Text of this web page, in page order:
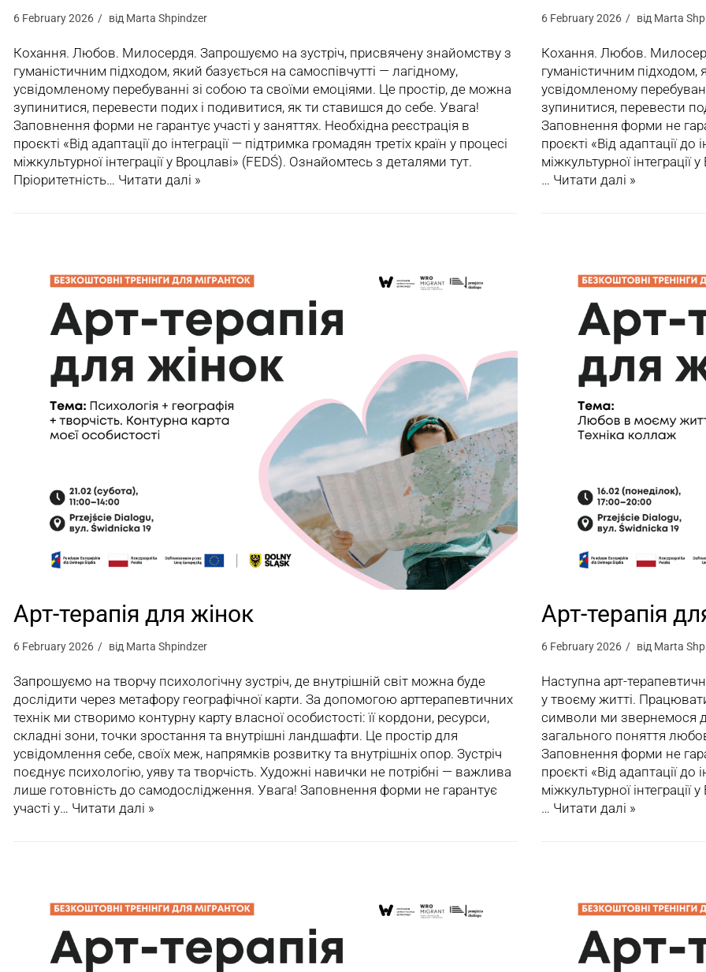
6 February 2026 від Marta Shpindzer
Кохання. Любов. Милосердя. Запрошуємо на зустріч, присвячену знайомству з
гуманістичним підходом, який базується на самоспівчутті — лагідному,
усвідомленому перебуванні зі собою та своїми емоціями. Це простір, де можна
зупинитися, перевести подих і подивитися, як ти ставишся до себе. Увага!
Заповнення форми не гарантує участі у заняттях. Необхідна реєстрація в
проєкті «Від адаптації до інтеграції — підтримка громадян третіх країн у процесі
міжкультурної інтеграції у Вроцлаві» (FEDŚ). Ознайомтесь з деталями тут.
Пріоритетність… Читати далі »
6 February 2026 від Marta
Кохання. Любов.
гуманістичним підходом,
усвідомленому
зупинитися, перевести
Заповнення форми не
проєкті «Від адаптації до
міжкультурної
… Читати далі »
Арт-терапія для жінок
6 February 2026 від Marta Shpindzer
Запрошуємо на творчу психологічну зустріч, де внутрішній світ можна буде
дослідити через метафору географічної карти. За допомогою арттерапевтичних
технік ми створимо контурну карту власної особистості: її кордони, ресурси,
складні зони, точки зростання та внутрішні ландшафти. Це простір для
усвідомлення себе, своїх меж, напрямків розвитку та внутрішніх опор. Зустріч
поєднує психологію, уяву та творчість. Художні навички не потрібні — важлива
лише готовність до самодослідження. Увага! Заповнення форми не гарантує
участі у… Читати далі »
Арт-терапія
6 February 2026 від Marta
Наступна арт-
у твоєму житті.
символи ми звернемося
загального поняття
Заповнення форми не
проєкті «Від адаптації до
міжкультурної
… Читати далі »